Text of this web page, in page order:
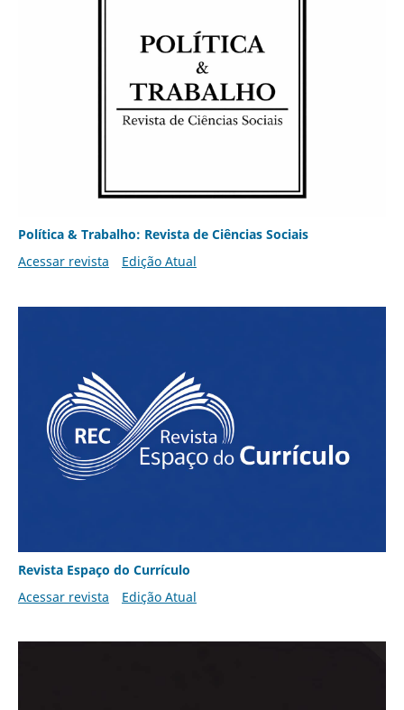
Política & Trabalho: Revista de Ciências Sociais
Acessar revista
Edição Atual
Revista Espaço do Currículo
Acessar revista
Edição Atual